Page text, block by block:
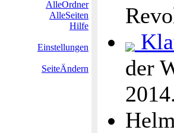
AlleOrdner
AlleSeiten
Hilfe
Einstellungen
SeiteÄndern
der
2014.